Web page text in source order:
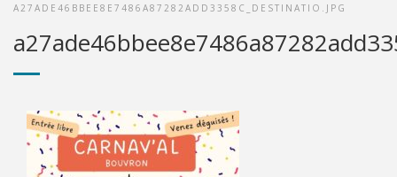
A27ADE46BBEE8E7486A87282ADD3358C_DESTINATIO.JPG